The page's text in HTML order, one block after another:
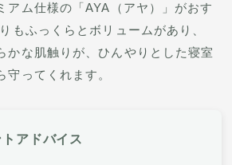
アム仕様の「AYA（アヤ）」がおす
もふっくらとボリュームがあり、
かな肌触りが、ひんやりとした寝室
守ってくれます。
アドバイス